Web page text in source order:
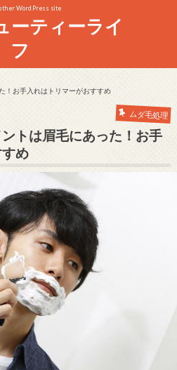
WordPress site
ーティーライ
フ
！お手入れはトリマーがおすすめ
ムダ毛処理
トは眉毛にあった！お手
め